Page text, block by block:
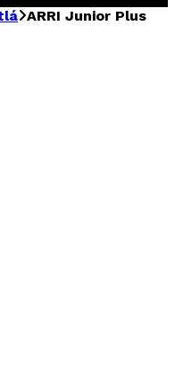
ARRI Junior Plus